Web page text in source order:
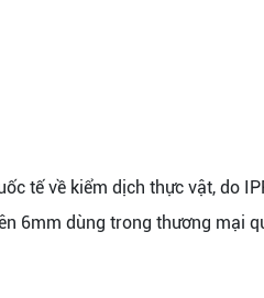
tế về kiểm dịch thực vật, do
6mm dùng trong thương mại